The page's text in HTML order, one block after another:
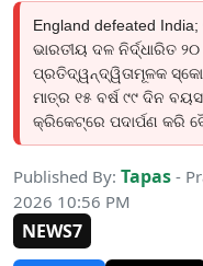
England defeated
ଭାରତୀୟ ଦଳ ନିର୍ଦ୍ଧାରିତ
ପ୍ରତିଦ୍ୱନ୍ଦ୍ୱିତାମୂଳକ
ମାତ୍ର ୧୫ ବର୍ଷ ୯୯ ଦିନ
କ୍ରିକେଟ୍‌ରେ ପଦାର୍ପଣ କରି
Published By: Tapas -
2026 10:56 PM
NEWS7